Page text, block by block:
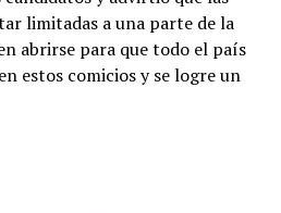
limitadas a una parte de la
abrirse para que todo el país
estos comicios y se logre un